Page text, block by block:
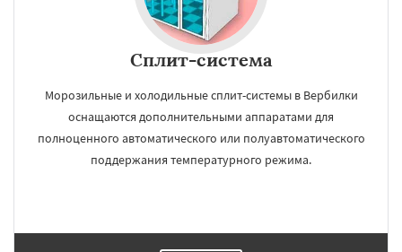
Жилево Загорянский
Зеленоградск
Ильинский Красково
Лесной Городок Лопатино
Михнево Монино Нахабино
Некрасовское Обухово Октябрьский
Свердловск Северный Софрино
Тучково Уваровка Удельная
Сплит-система
Морозильные и холодильные сплит-системы в Вербилки
оснащаются дополнительными аппаратами для
полноценного автоматического или полуавтоматического
поддержания температурного режима.
Даю согласие на обработку персональных данных